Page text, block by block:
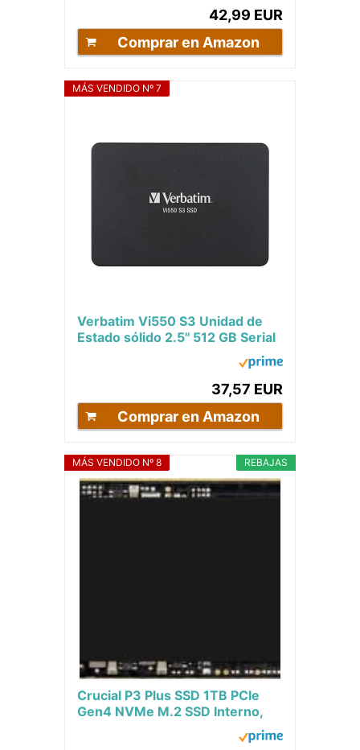
42,99 EUR
Comprar en Amazon
MÁS VENDIDO Nº 7
Verbatim Vi550 S3 Unidad de
Estado sólido 2.5" 512 GB Serial
ATA III - Disco Duro sólido (512
37,57 EUR
Comprar en Amazon
REBAJAS
MÁS VENDIDO Nº 8
Crucial P3 Plus SSD 1TB PCIe
Gen4 NVMe M.2 SSD Interno,